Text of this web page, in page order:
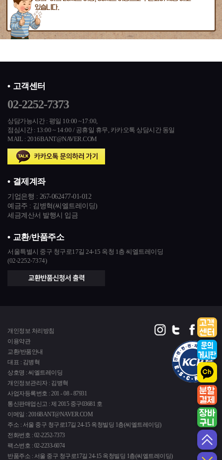
고객센터
02-2252-7373
상담가능시간 : 평일 10:00 ~17:00,
점심시간 : 13:00 ~ 14:00 / 공휴일 휴무, 카카오톡 상담시간 동일
MAIL : 2016BANT@NAVER.COM
결제계좌
기업은행 : 267-062477-01-012
예금주 : 김병혁(씨엘트레이딩)
세금계산서 발행시 입금
교환/반품주소
서울특별시 중구 청구로17길 24-15 옥청 1층 씨엘트레이딩
(02-2252-7374)
개인정보 처리방침
이용약관
교환/반품안내
대표 : 김병혁
상호명 : 씨엘트레이딩
개인정보관리자 : 김병혁
사업자등록번호 : 201 - 08 - 87931
통신판매업신고 : 제 2015 중구03681 호
이메일 : 2016BANT@NAVER.COM
주소 : 서울 중구 청구로17길 24-15 옥청빌딩 1층(씨엘트레이딩)
전화번호 : 02-2252-7373
팩스번호 : 02-2233-6074
반품주소 : 서울 중구 청구로17길 24-15 옥청빌딩 1층(씨엘트레이딩)